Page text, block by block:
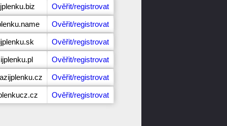
Ověřit/registrovat
Ověřit/registrovat
Ověřit/registrovat
Ověřit/registrovat
Ověřit/registrovat
Ověřit/registrovat